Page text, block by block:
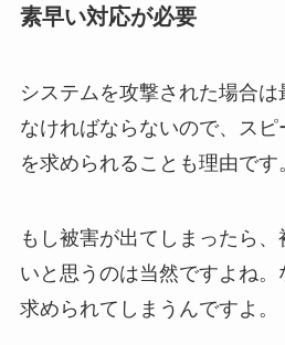
素早い対応が必要
システムを攻撃された場合
なければならないので、ス
を求められることも理由です
もし被害が出てしまったら
いと思うのは当然ですよね
求められてしまうんですよ。